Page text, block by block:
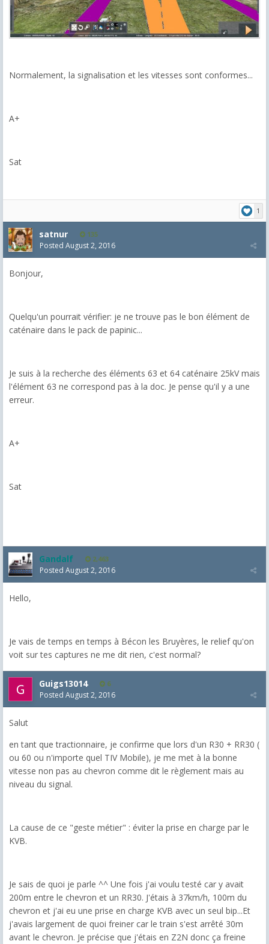
Normalement, la signalisation et les vitesses sont conformes...
A+
Sat
1
satnur 135
Posted August 2, 2016
Bonjour,
Quelqu'un pourrait vérifier: je ne trouve pas le bon élément de
caténaire dans le pack de papinic...
Je suis à la recherche des éléments 63 et 64 caténaire 25kV mais
l'élément 63 ne correspond pas à la doc. Je pense qu'il y a une
erreur.
A+
Sat
Gandalf 2,463
Posted August 2, 2016
Hello,
Je vais de temps en temps à Bécon les Bruyères, le relief qu'on
voit sur tes captures ne me dit rien, c'est normal?
Guigs13014 6
Posted August 2, 2016
Salut
en tant que tractionnaire, je confirme que lors d'un R30 + RR30 (
ou 60 ou n'importe quel TIV Mobile), je me met à la bonne
vitesse non pas au chevron comme dit le règlement mais au
niveau du signal.
La cause de ce "geste métier" : éviter la prise en charge par le
KVB.
Je sais de quoi je parle ^^ Une fois j'ai voulu testé car y avait
200m entre le chevron et un RR30. J'étais à 37km/h, 100m du
chevron et j'ai eu une prise en charge KVB avec un seul bip...Et
j'avais largement de quoi freiner car le train s'est arrêté 30m
avant le chevron. Je précise que j'étais en Z2N donc ça freine